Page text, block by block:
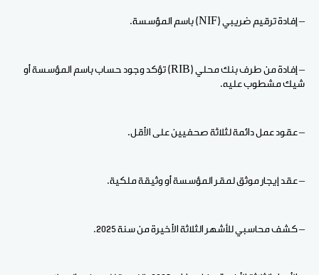
– إفادة ترقيم ضريبي (NIF) باسم المؤسسة.
– إفادة من طرف بنك محلي (RIB) تؤكد وجود حساب باسم المؤسسة أو
شيك مشطوب عليه.
– عقود عمل دائمة لثلاثة صحفيين على الأقل.
– عقد إيجار موثق لمقر المؤسسة أو وثيقة ملكية.
– كشف محاسبي للأشهر الثلاثة الأخيرة من سنة 2025.